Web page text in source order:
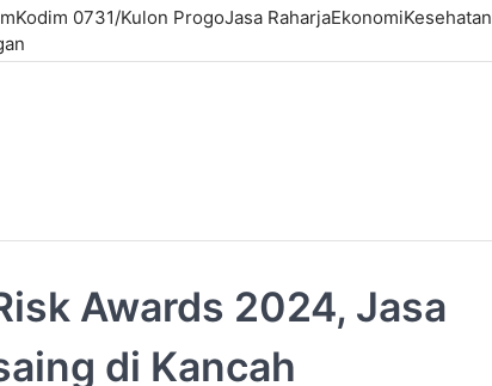
Kodim 0731/Kulon ProgoJasa RaharjaEkonomiKesehatan
Awards 2024, Jasa
di Kancah